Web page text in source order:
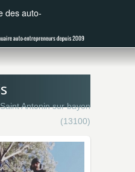
des auto-
Antonin sur bayon
(13100)